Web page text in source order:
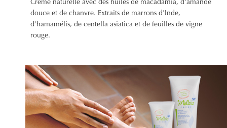
Crème naturelle avec des huiles de macadamia, d'amande
douce et de chanvre. Extraits de marrons d'Inde,
d'hamamélis, de centella asiatica et de feuilles de vigne
rouge.